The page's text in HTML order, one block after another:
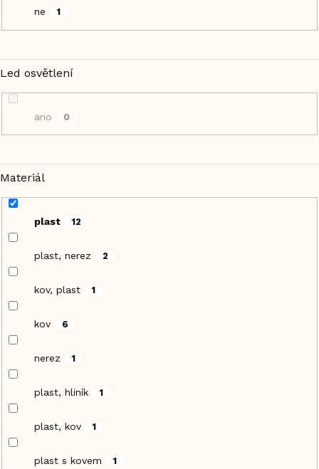
ne 1
Led osvětlení
ano 0
Materiál
plast 12
plast, nerez 2
kov, plast 1
kov 6
nerez 1
plast, hliník 1
plast, kov 1
plast s kovem 1